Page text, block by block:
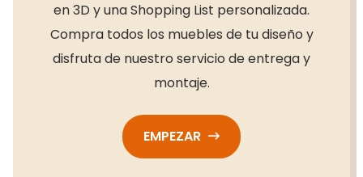
en 3D y una Shopping List personalizada.
Compra todos los muebles de tu diseño y
disfruta de nuestro servicio de entrega y
montaje.
EMPEZAR